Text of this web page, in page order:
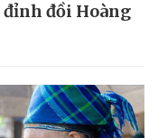
đồi Hoàng